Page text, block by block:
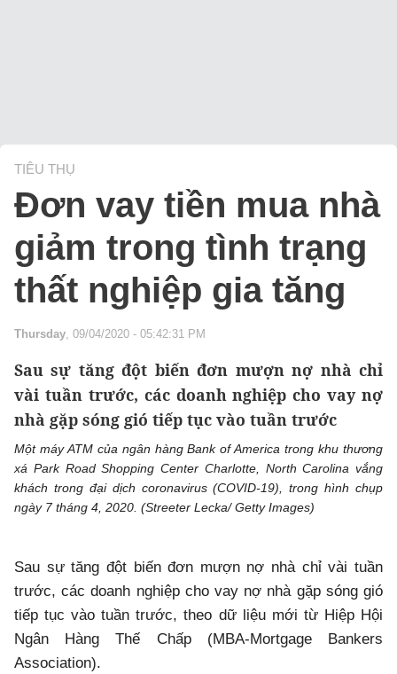
TIÊU THỤ
Đơn vay tiền mua nhà
giảm trong tình trạng
thất nghiệp gia tăng
Thursday, 09/04/2020 - 05:42:31 PM
Sau sự tăng đột biến đơn mượn nợ nhà chỉ
vài tuần trước, các doanh nghiệp cho vay nợ
nhà gặp sóng gió tiếp tục vào tuần trước
Một máy ATM của ngân hàng Bank of America trong khu thương
xá Park Road Shopping Center Charlotte, North Carolina vắng
khách trong đại dịch coronavirus (COVID-19), trong hình chụp
ngày 7 tháng 4, 2020. (Streeter Lecka/ Getty Images)
Sau sự tăng đột biến đơn mượn nợ nhà chỉ vài tuần
trước, các doanh nghiệp cho vay nợ nhà gặp sóng gió
tiếp tục vào tuần trước, theo dữ liệu mới từ Hiệp Hội
Ngân Hàng Thế Chấp (MBA-Mortgage Bankers
Association).